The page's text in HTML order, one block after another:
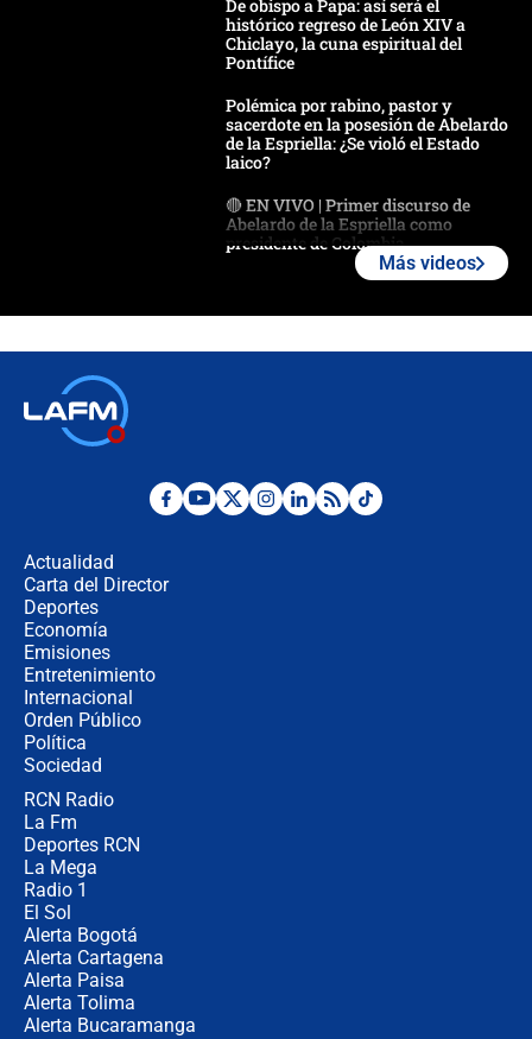
De obispo a Papa: así será el
histórico regreso de León XIV a
Chiclayo, la cuna espiritual del
Pontífice
Polémica por rabino, pastor y
sacerdote en la posesión de Abelardo
de la Espriella: ¿Se violó el Estado
laico?
🔴 EN VIVO | Primer discurso de
Abelardo de la Espriella como
presidente de Colombia
Desde dermatitis hasta infecciones:
Más videos
Actualidad
Carta del Director
Deportes
Economía
Emisiones
Entretenimiento
Internacional
Orden Público
Política
Sociedad
RCN Radio
La Fm
Deportes RCN
La Mega
Radio 1
El Sol
Alerta Bogotá
Alerta Cartagena
Alerta Paisa
Alerta Tolima
Alerta Bucaramanga